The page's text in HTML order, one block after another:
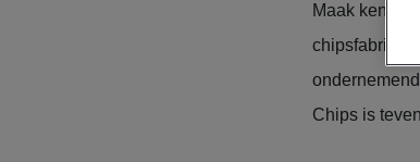
Maak kennis
Chips is